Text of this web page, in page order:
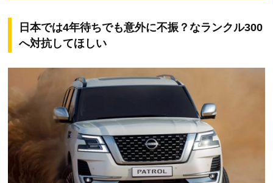
日本では4年待ちでも意外に不振？なランクル300
へ対抗してほしい